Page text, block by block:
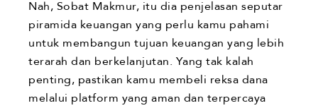
Nah, Sobat Makmur, itu dia penjelasan seputar
piramida keuangan yang perlu kamu pahami
untuk membangun tujuan keuangan yang lebih
terarah dan berkelanjutan. Yang tak kalah
penting, pastikan kamu membeli reksa dana
melalui platform yang aman dan terpercaya